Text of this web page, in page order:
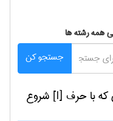
همه رشته ها
جستجو کن
دیکشنری تخصصی باستان شناسی که با حرف [l] شروع